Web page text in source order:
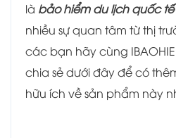
là bảo hiểm du lịch quốc
nhiều sự quan tâm từ thị
các bạn hãy cùng
chia sẻ dưới đây để có
hữu ích về sản phẩm này